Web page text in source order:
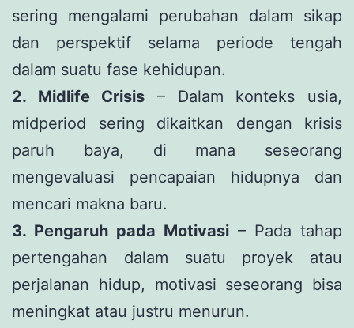
sering mengalami perubahan dalam sikap
dan perspektif selama periode tengah
dalam suatu fase kehidupan.
2. Midlife Crisis – Dalam konteks usia,
midperiod sering dikaitkan dengan krisis
paruh baya, di mana seseorang
mengevaluasi pencapaian hidupnya dan
mencari makna baru.
3. Pengaruh pada Motivasi – Pada tahap
pertengahan dalam suatu proyek atau
perjalanan hidup, motivasi seseorang bisa
meningkat atau justru menurun.